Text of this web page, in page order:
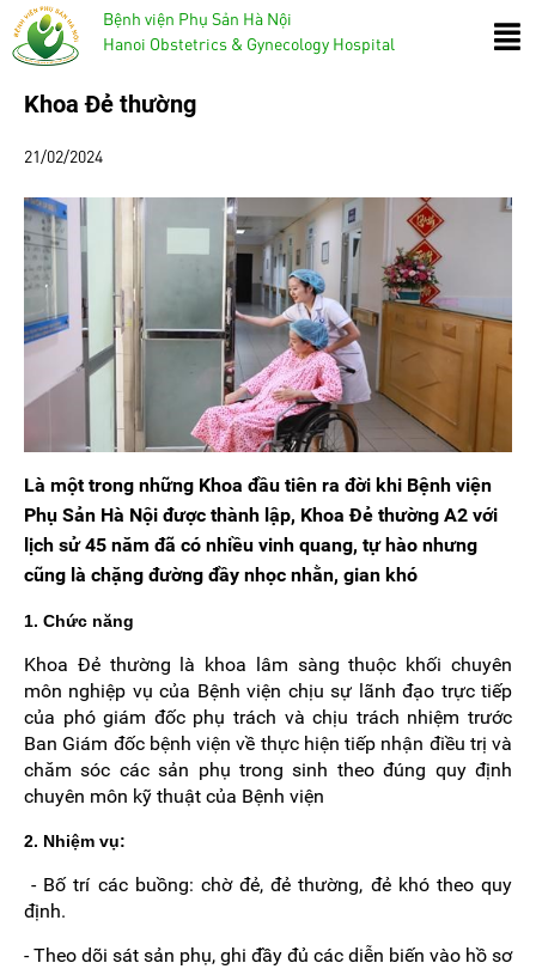
Bệnh viện Phụ Sản Hà Nội
Hanoi Obstetrics & Gynecology Hospital
Khoa Đẻ thường
21/02/2024
Là một trong những Khoa đầu tiên ra đời khi Bệnh viện
Phụ Sản Hà Nội được thành lập, Khoa Đẻ thường A2 với
lịch sử 45 năm đã có nhiều vinh quang, tự hào nhưng
cũng là chặng đường đầy nhọc nhằn, gian khó
1. Chức năng
Khoa Đẻ thường là khoa lâm sàng thuộc khối chuyên
môn nghiệp vụ của Bệnh viện chịu sự lãnh đạo trực tiếp
của phó giám đốc phụ trách và chịu trách nhiệm trước
Ban Giám đốc bệnh viện về thực hiện tiếp nhận điều trị và
chăm sóc các sản phụ trong sinh theo đúng quy định
chuyên môn kỹ thuật của Bệnh viện
2. Nhiệm vụ:
- Bố trí các buồng: chờ đẻ, đẻ thường, đẻ khó theo quy
định.
- Theo dõi sát sản phụ, ghi đầy đủ các diễn biến vào hồ sơ